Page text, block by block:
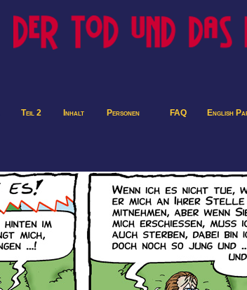
Teil 2 Inhalt Personen FAQ English